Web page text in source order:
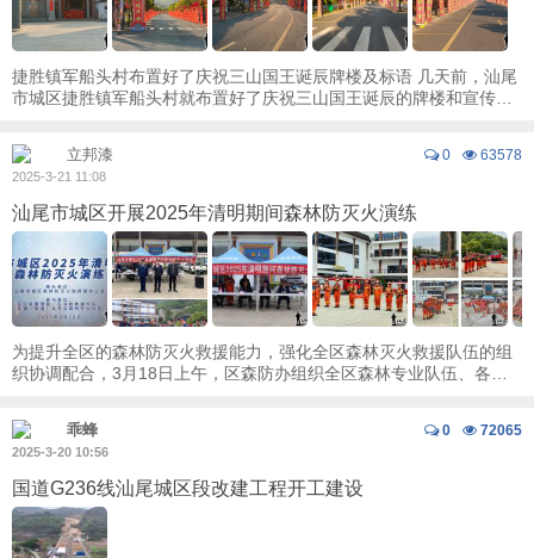
捷胜镇军船头村布置好了庆祝三山国王诞辰牌楼及标语 几天前，汕尾
市城区捷胜镇军船头村就布置好了庆祝三山国王诞辰的牌楼和宣传吉
0 63578
立邦漆
2025-3-21 11:08
汕尾市城区开展2025年清明期间森林防灭火演练
为提升全区的森林防灭火救援能力，强化全区森林灭火救援队伍的组
织协调配合，3月18日上午，区森防办组织全区森林专业队伍、各镇
0 72065
乖蜂
2025-3-20 10:56
国道G236线汕尾城区段改建工程开工建设